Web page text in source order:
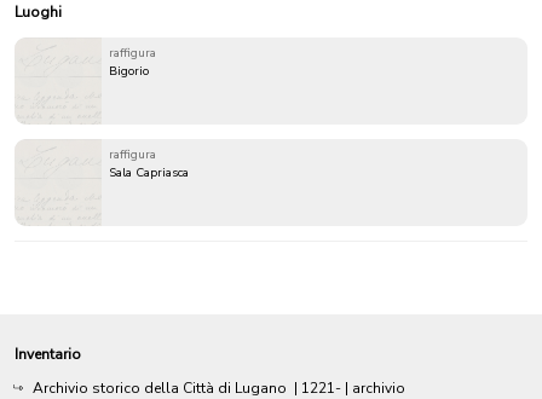
Luoghi
raffigura
Bigorio
raffigura
Sala Capriasca
Inventario
Archivio storico della Città di Lugano | 1221- | archivio